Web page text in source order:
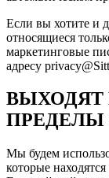
Если вы хотите и
относящиеся
маркетинговые
адресу
ПРЕДЕЛЫ
Мы будем
которые